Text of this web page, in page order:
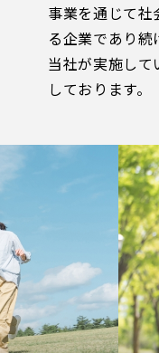
事業を通じて
る企業であり続
当社が実施し
しております。